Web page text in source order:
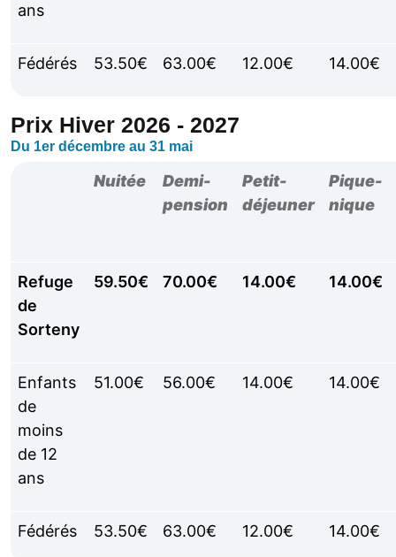
ans
Fédérés 53.50€ 63.00€ 12.00€ 14.00€
Prix Hiver 2026 - 2027
Du 1er décembre au 31 mai
Nuitée
Demi-
pension
Petit-
déjeuner
Pique-
nique
Refuge
de
Sorteny
59.50€ 70.00€ 14.00€ 14.00€
Enfants
de
moins
de 12
ans
51.00€ 56.00€ 14.00€ 14.00€
Fédérés 53.50€ 63.00€ 12.00€ 14.00€